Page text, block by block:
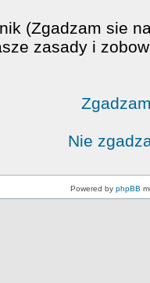
(Zgadzam sie
zasady i
Nie
Powered by phpBB